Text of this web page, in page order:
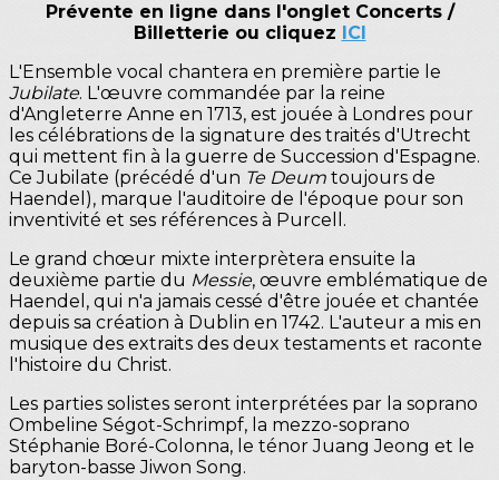
Prévente en ligne dans l'onglet Concerts /
Billetterie ou cliquez
ICI
L'Ensemble vocal chantera en première partie le
Jubilate. L'œuvre commandée par la reine
d'Angleterre Anne en 1713, est jouée à Londres pour
les célébrations de la signature des traités d'Utrecht
qui mettent fin à la guerre de Succession d'Espagne.
Ce Jubilate (précédé d'un Te Deum toujours de
Haendel), marque l'auditoire de l'époque pour son
inventivité et ses références à Purcell.
Le grand chœur mixte interprètera ensuite la
deuxième partie du Messie, œuvre emblématique de
Haendel, qui n'a jamais cessé d'être jouée et chantée
depuis sa création à Dublin en 1742. L'auteur a mis en
musique des extraits des deux testaments et raconte
l'histoire du Christ.
Les parties solistes seront interprétées par la soprano
Ombeline Ségot-Schrimpf, la mezzo-soprano
Stéphanie Boré-Colonna, le ténor Juang Jeong et le
baryton-basse Jiwon Song.